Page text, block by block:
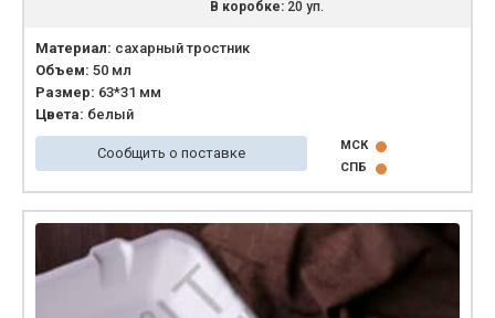
В коробке:20 уп.
Материал: сахарный тростник
Объем: 50 мл
Размер: 63*31 мм
Цвета: белый
Сообщить о поставке
МСК
СПБ